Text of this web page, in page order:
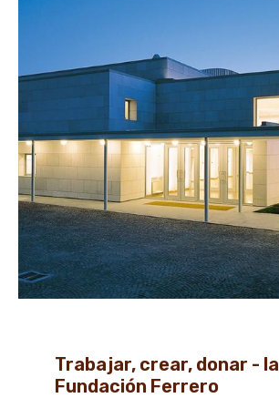
Trabajar, crear, donar - la
Fundación Ferrero